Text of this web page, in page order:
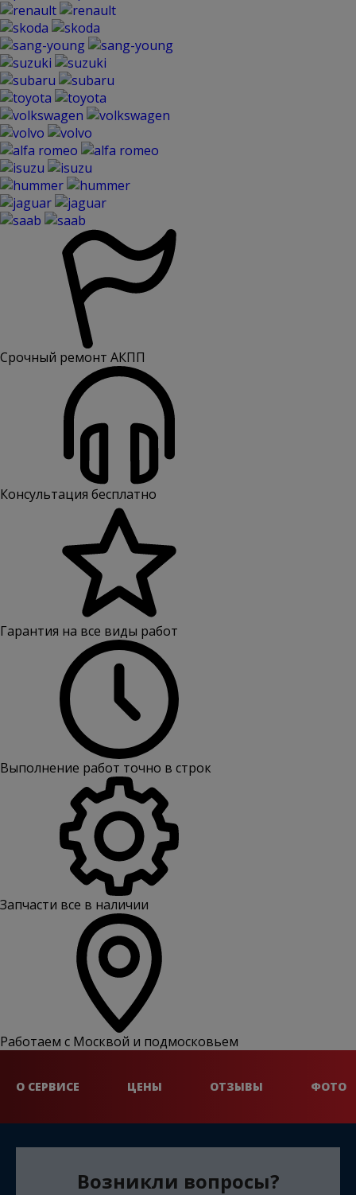
Срочный ремонт АКПП
Консультация бесплатно
Гарантия на все виды работ
Выполнение работ точно в строк
Запчасти все в наличии
Работаем с Москвой и подмосковьем
О СЕРВИСЕ ЦЕНЫ ОТЗЫВЫ ФОТО
Возникли вопросы?